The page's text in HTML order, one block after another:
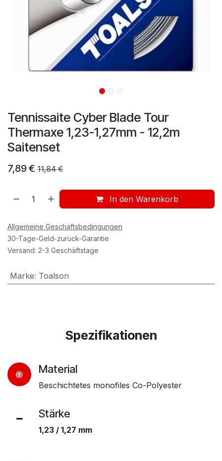
Tennissaite Cyber Blade Tour
Thermaxe 1,23-1,27mm - 12,2m
Saitenset
7,89€ 11,84€
In den Warenkorb
Allgemeine Geschäftsbedingungen
30-Tage-Geld-zurück-Garantie
Versand: 2-3 Geschäftstage
Marke: Toalson
Spezifikationen
Material
Beschichtetes monofiles Co-Polyester
Stärke
1,23 / 1,27 mm